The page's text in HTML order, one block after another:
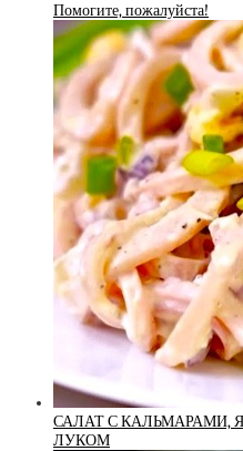
Помогите, пожалуйста!
САЛАТ С
ЛУКОМ